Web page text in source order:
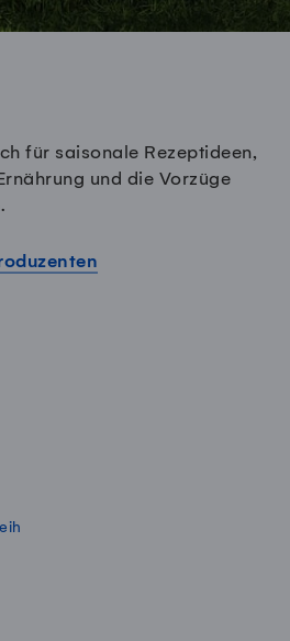
für saisonale Rezeptideen,
und die Vorzüge